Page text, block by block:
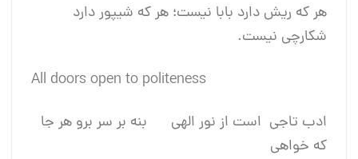
هر که ریش دارد بابا نیست؛ هر که شیپور دارد
شکارچی نیست.
All doors open to politeness
ادب تاجی است از نور الهی بنه بر سر برو هر جا
که خواهی